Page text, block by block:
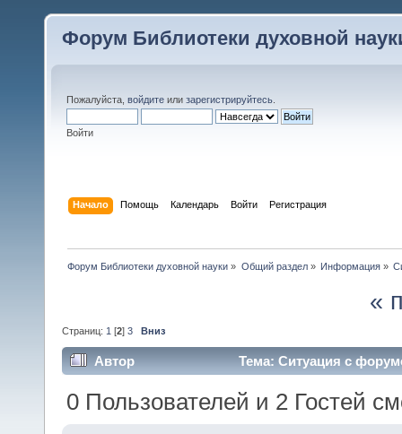
Форум Библиотеки духовной
Пожалуйста, войдите или зарегистрируйтесь
Войти
Начало Помощь Календарь Войти Регистрация
Форум Библиотеки духовной науки » Общий раздел» Информация»
«
Страниц: 1 [2] 3 Вниз
Автор Тема: Ситуация с
0 Пользователей и 2 Гостей